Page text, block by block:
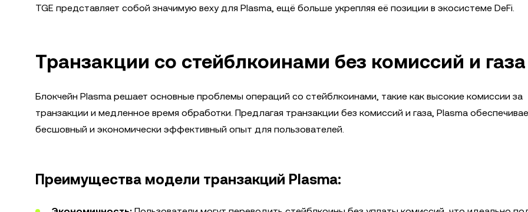
TGE представляет собой значимую веху для Plasma, ещё больше укрепляя её позиции в экосистеме DeFi.
Транзакции со стейблкоинами без комиссий и газа
Блокчейн Plasma решает основные проблемы операций со стейблкоинами, такие как высокие комиссии за
транзакции и медленное время обработки. Предлагая транзакции без комиссий и газа, Plasma
бесшовный и экономически эффективный опыт для пользователей.
Преимущества модели транзакций Plasma: